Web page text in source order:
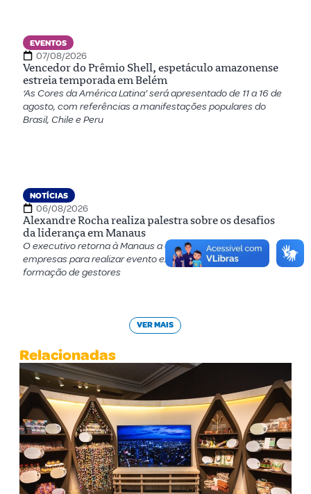
EVENTOS
07/08/2026
Vencedor do Prêmio Shell, espetáculo amazonense
estreia temporada em Belém
‘As Cores da América Latina’ será apresentado de 11 a 16 de
agosto, com referências a manifestações populares do
Brasil, Chile e Peru
NOTÍCIAS
06/08/2026
Alexandre Rocha realiza palestra sobre os desafios
da liderança em Manaus
O executivo retorna à Manaus a convite de um grupo de
empresas para realizar evento exclusivo voltado para a
formação de gestores
VER MAIS
Relacionadas